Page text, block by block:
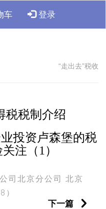
车 登录
“走出去”税收
税税制介绍
投资卢森堡的税
注（1）
司北京分公司 北京
）
下一篇